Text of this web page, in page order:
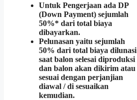
Untuk Pengerjaan ada DP
(Down Payment) sejumlah
50%* dari total biaya
dibayarkan.
Pelunasan yaitu sejumlah
50% dari total biaya dilunasi
saat balon selesai diproduksi
dan balon akan dikirim atau
sesuai dengan perjanjian
diawal / di sesuaikan
kemudian.